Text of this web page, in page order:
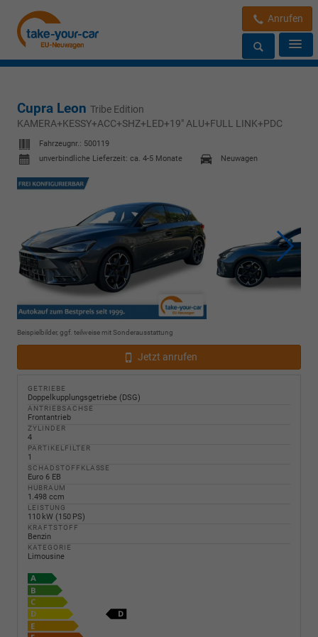
Anrufen
Cupra Leon Tribe Edition
KAMERA+KESSY+ACC+SHZ+LED+19" ALU+FULL LINK+PDC
Fahrzeugnr.: 500119
unverbindliche Lieferzeit: ca. 4-5 Monate
Neuwagen
Beispielbilder, ggf. teilweise mit Sonderausstattung
Jetzt anrufen
GETRIEBE
Doppelkupplungsgetriebe (DSG)
ANTRIEBSACHSE
Frontantrieb
ZYLINDER
4
PARTIKELFILTER
1
SCHADSTOFFKLASSE
Euro 6 EB
HUBRAUM
1.498 ccm
LEISTUNG
110 kW (150 PS)
KRAFTSTOFF
Benzin
KATEGORIE
Limousine